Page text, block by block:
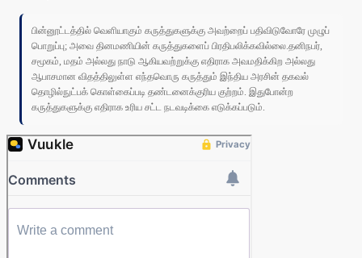
பின்னூட்டத்தில் வெளியாகும் கருத்துகளுக்கு அவற்றைப் பதிவிடுவோரே முழுப்
பொறுப்பு; அவை தினமணியின் கருத்துகளைப் பிரதிபலிக்கவில்லை.தனிநபர்,
சமூகம், மதம் அல்லது நாடு ஆகியவற்றுக்கு எதிராக அவமதிக்கிற அல்லது
ஆபாசமான விதத்திலுள்ள எந்தவொரு கருத்தும் இந்திய அரசின் தகவல்
தொழில்நுட்பக் கொள்கைப்படி தண்டனைக்குரிய குற்றம். இதுபோன்ற
கருத்துகளுக்கு எதிராக உரிய சட்ட நடவடிக்கை எடுக்கப்படும்.